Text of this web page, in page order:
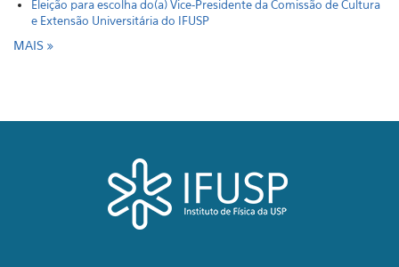
Eleição para escolha do(a) Vice-Presidente da Comissão de Cultura
e Extensão Universitária do IFUSP
MAIS